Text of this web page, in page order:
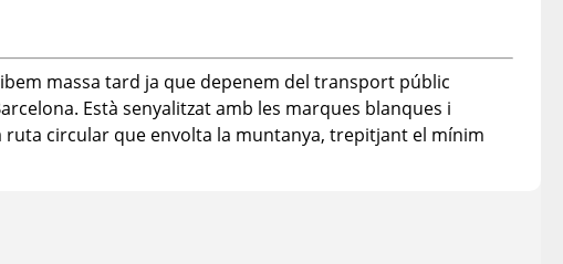
massa tard ja que depenem del transport públic
Està senyalitzat amb les marques blanques i
ruta circular que envolta la muntanya, trepitjant el mínim